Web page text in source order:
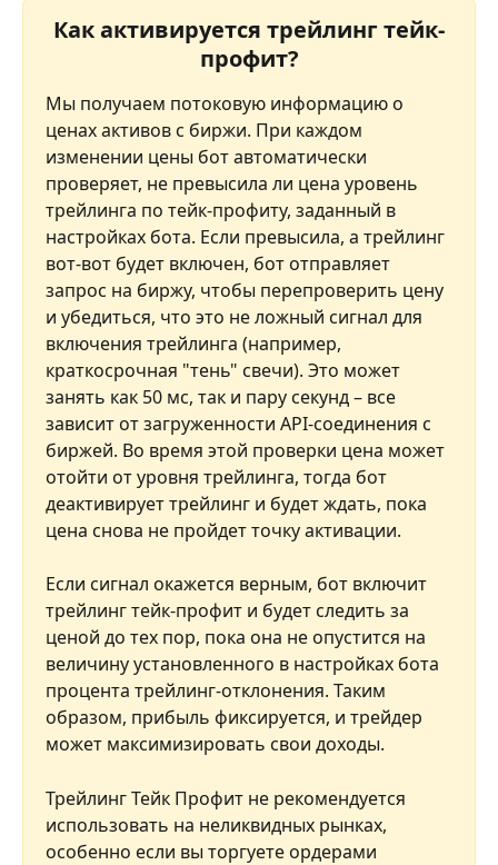
Как активируется трейлинг тейк-
профит?
Мы получаем потоковую информацию о
ценах активов с биржи. При каждом
изменении цены бот автоматически
проверяет, не превысила ли цена уровень
трейлинга по тейк-профиту, заданный в
настройках бота. Если превысила, а трейлинг
вот-вот будет включен, бот отправляет
запрос на биржу, чтобы перепроверить цену
и убедиться, что это не ложный сигнал для
включения трейлинга (например,
краткосрочная "тень" свечи). Это может
занять как 50 мс, так и пару секунд – все
зависит от загруженности API-соединения с
биржей. Во время этой проверки цена может
отойти от уровня трейлинга, тогда бот
деактивирует трейлинг и будет ждать, пока
цена снова не пройдет точку активации.
Если сигнал окажется верным, бот включит
трейлинг тейк-профит и будет следить за
ценой до тех пор, пока она не опустится на
величину установленного в настройках бота
процента трейлинг-отклонения. Таким
образом, прибыль фиксируется, и трейдер
может максимизировать свои доходы.
Трейлинг Тейк Профит не рекомендуется
использовать на неликвидных рынках,
особенно если вы торгуете ордерами